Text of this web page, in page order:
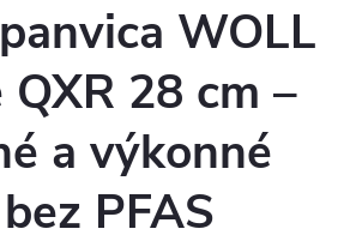
WOLL
QXR 28 cm –
a výkonné
PFAS